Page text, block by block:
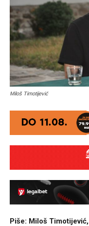
Miloš Timotijević
Piše: Miloš